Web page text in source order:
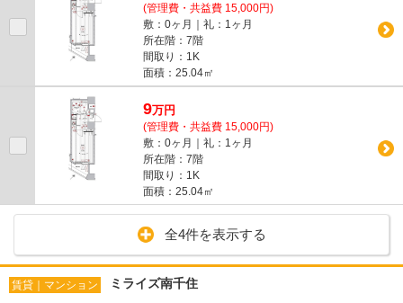
(管理費・共益費 15,000円)
敷：0ヶ月｜礼：1ヶ月
所在階：7階
間取り：1K
面積：25.04㎡
9万円
(管理費・共益費 15,000円)
敷：0ヶ月｜礼：1ヶ月
所在階：7階
間取り：1K
面積：25.04㎡
全4件を表示する
賃貸｜マンション ミライズ南千住